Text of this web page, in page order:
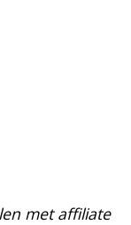
met affiliate